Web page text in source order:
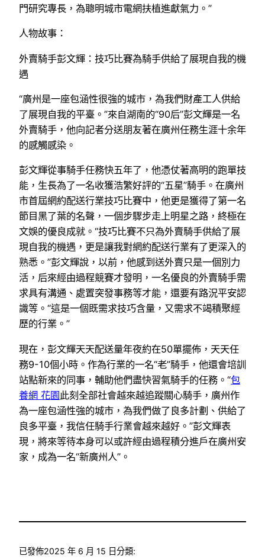
門研究專長，為聰明城市電網扶植進獻氣力。”
人物故事：
外賣騎手彭文輝：技巧比賽為騎手供給了展現自我的機
遇
“廣州是一座包涵性很強的城市，為我們財產工人供給
了展現自我的平臺。”來自湖南的“90后”彭文輝是一名
外賣騎手，他向記者分送朋友著在廣州任務生涯十余年
的感觸感染。
彭文輝從事騎手任務快五年了，他憑仗著高明的跑單技
能，生長為了一名收獲浩繁好評的“五星”騎手。在廣州
市首屆網約配送行業技巧比賽中，他更是獲得了第一名
節目黑了葉的名聲，一個步驟步走上明星之路，終極在
文娛的優良成就。“技巧比賽不只為外賣騎手供給了展
現自我的機遇，更是讓我對網約配送行業有了更深入的
熟悉。”彭文輝說，以前，他感到送外賣只是一個別力
活，后來經由過程競賽才發明，一名優良的外賣騎手需
求具有溝通、處置突發事務等才能，還要有路況平安認
識等。“這是一個既需求技巧含量，又需求不竭積聚經
歷的行業。”
現在，彭文輝天天配送量年夜約在50單擺佈，天天任
務9-10個小時。作為行業的一名“老”騎手，他還會培訓
站點新來的同事，輔助他們盡快習氣騎手的任務。“包
養網 花園此刻全部社會越來越追蹤關心騎手，廣州作
為一座包涵性強的城市，為我們做了良多計劃、供給了
良多平臺，我信任騎手行業會越來越好。”彭文輝表
現，將來等待本身可以或許經由過程積分進戶在廣州安
家，成為一名“新廣州人”。
已發佈2025 年 6 月 15 日分類: